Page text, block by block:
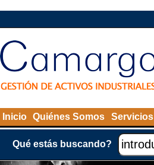
Inicio Quiénes Somos Servicios
Qué estás buscando?